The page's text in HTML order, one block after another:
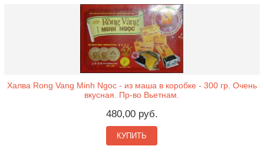
Халва Rong Vang Minh Ngoc - из маша в коробке - 300 гр. Очень
вкусная. Пр-во Вьетнам.
480,00 руб.
КУПИТЬ